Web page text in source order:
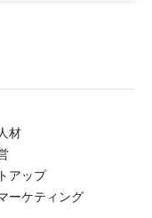
材
アップ
ーケティング